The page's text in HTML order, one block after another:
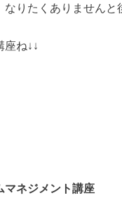
りたくありませんと
座ね↓↓
マネジメント講座